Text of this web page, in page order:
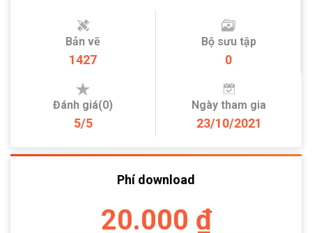
Bản vẽ
1427
Bộ sưu tập
0
Đánh giá(0)
5/5
Ngày tham gia
23/10/2021
Phí download
20.000 ₫